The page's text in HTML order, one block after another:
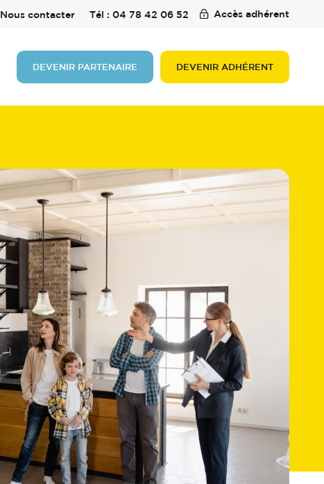
Nous contacter Tél : 04 78 42 06 52 Accès adhérent
DEVENIR PARTENAIRE DEVENIR ADHÉRENT